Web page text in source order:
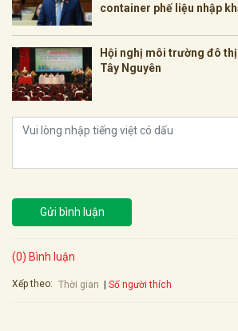
container phế liệu nhập
Hội nghị môi trường đô
Tây Nguyên
Gửi bình luận
(0) Bình luận
Xếp theo: Thời gian Số người thích